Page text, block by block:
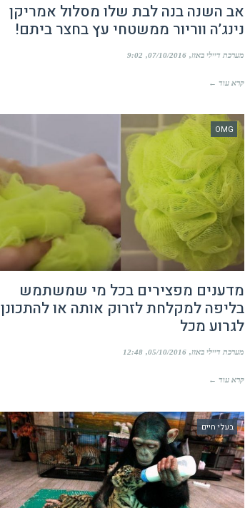
אב השנה בנה לבת שלו מסלול אמריקן
נינג’ה ווריור ממשטחי עץ בחצר ביתם!
מערכת דיילי באזז 07/10/2016
9:02
קרא עוד ←
OMG
מדענים מפצירים בכל מי שמשתמש
בליפה למקלחת לזרוק אותה או להתכונן
לגרוע מכל
מערכת דיילי באזז 05/10/2016
12:48
קרא עוד ←
בעלי חיים